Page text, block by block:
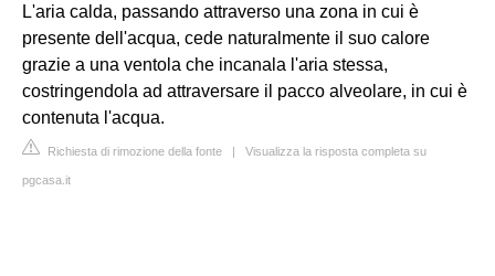
L'aria calda, passando attraverso una zona in cui è
presente dell'acqua, cede naturalmente il suo calore
grazie a una ventola che incanala l'aria stessa,
costringendola ad attraversare il pacco alveolare, in cui è
contenuta l'acqua.
Richiesta di rimozione della fonte | Visualizza la risposta completa su
pgcasa.it